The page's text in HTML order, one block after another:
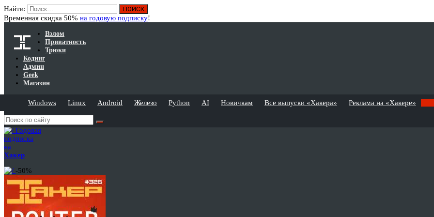
Найти:
Временная скидка 50% на годовую подписку!
Взлом
Приватность
Трюки
Кодинг
Админ
Geek
Магазин
Windows Linux Android Железо Python AI Новичкам Все выпуски «Хакера» Реклама на «Хакере»
Годовая
подписка
на
Хакер
-50%